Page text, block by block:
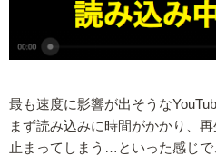
最も速度に影響が出そうな
まず読み込みに時間がかかり、
止まってしまう…といった感じで